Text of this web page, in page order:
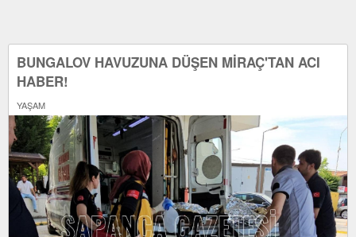
BUNGALOV HAVUZUNA DÜŞEN MİRAÇ'TAN ACI
HABER!
YAŞAM